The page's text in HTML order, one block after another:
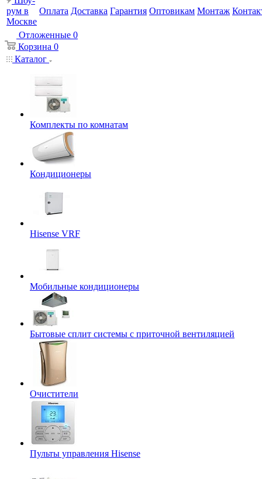
рум в
Москве
Оплата Доставка Гарантия Оптовикам Монтаж
Отложенные 0
Корзина 0
Каталог
Комплекты по комнатам
Кондиционеры
Hisense VRF
Мобильные кондиционеры
Бытовые сплит системы с приточной вентиляцией
Очистители
Пульты управления Hisense